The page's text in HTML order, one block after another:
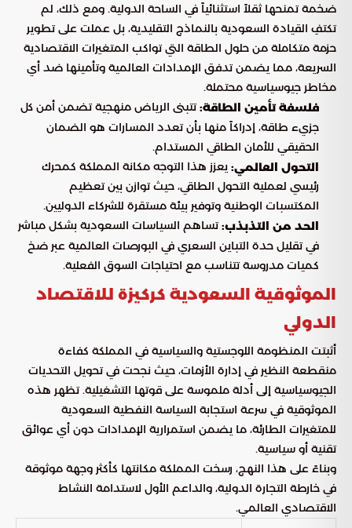
ضخمة تمنحها ثقلاً استثنائياً في الساحة الدولية. ومع ذلك، لم
تكتفِ القيادة السعودية بالنماذج التقليدية، بل عملت على تطوير
حزمة متكاملة من حلول الطاقة التي تواكب المتغيرات الاقتصادية
السريعة، مما يضمن تدفق الإمدادات العالمية وتأمينها ضد أي
مخاطر جيوسياسية محتملة.
فلسفة تأمين الطاقة:تتبنى الرياض منهجية تضمن أمن كل
جزيء طاقة، إدراكاً منها بأن تعدد المسارات هو الضمان
الحقيقي للأمان الطاقي المستدام.
التحول العالمي: يعزز هذا التوجه مكانة المملكة كمحرك
رئيسي لعملية التحول الطاقي، حيث توازن بين تعظيم
المكتسبات الوطنية وتوفير بيئة مستقرة للشركاء الدوليين.
الحد من التذبذب:تساهم السياسات السعودية بشكل مباشر
في تقليل حدة التباين السعري في البورصات العالمية عبر ضخ
كميات مدروسة تتناسب مع احتياجات السوق الفعلية.
الموثوقية السعودية كركيزة للاقتصاد
الدولي
أثبتت المنظومة اللوجستية والسياسية في المملكة كفاءة
منقطعة النظير في إدارة الأزمات، حيث نجحت في تحويل التحديات
الجيوسياسية إلى أدلة ملموسة على قوتها التشغيلية. تظهر هذه
الموثوقية في سرعة استجابة السياسة النفطية السعودية
للمتغيرات الطارئة، ما يضمن استمرارية الإمدادات دون أي عوائق
تقنية أو سياسية.
وبناءً على هذا النهج، رسخت المملكة مكانتها كأكثر وجهة موثوقة
في خارطة التجارة الدولية، والداعم الأول لاستدامة النشاط
الاقتصادي العالمي.